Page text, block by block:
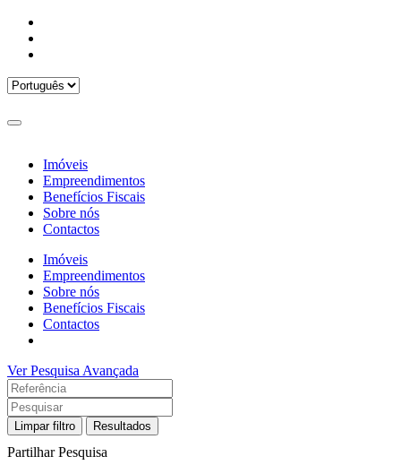
Imóveis
Empreendimentos
Benefícios Fiscais
Sobre nós
Contactos
Imóveis
Empreendimentos
Sobre nós
Benefícios Fiscais
Contactos
Ver Pesquisa Avançada
Limpar filtro Resultados
Partilhar Pesquisa